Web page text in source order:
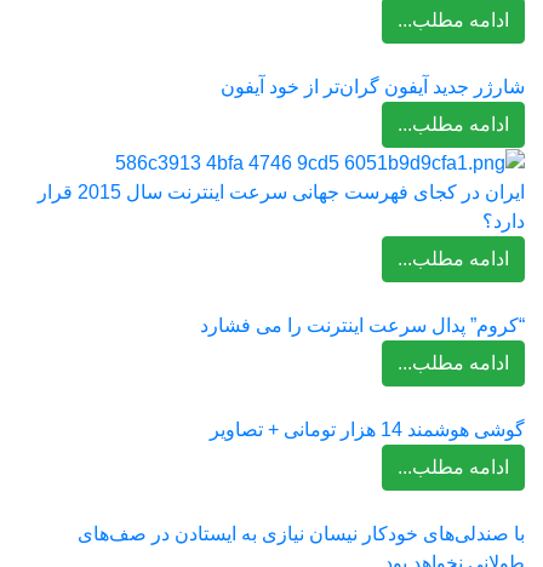
ادامه مطلب...
شارژر جدید آیفون گران‌تر از خود آیفون
ادامه مطلب...
ایران در کجای فهرست جهانی سرعت اینترنت سال 2015 قرار
دارد؟
ادامه مطلب...
“کروم” پدال سرعت اینترنت را می فشارد
ادامه مطلب...
گوشی هوشمند 14 هزار تومانی + تصاویر
ادامه مطلب...
با صندلی‌های خودکار نیسان نیازی به ایستادن در صف‌های
طولانی نخواهد بود